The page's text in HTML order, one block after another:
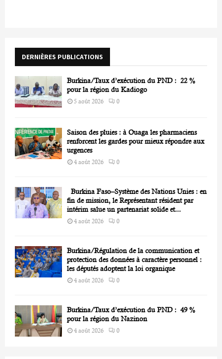
r
DERNIÈRES PUBLICATIONS
Burkina/Taux d’exécution du PND : 22 %
pour la région du Kadiogo
5 août 2026 0
Saison des pluies : à Ouaga les pharmaciens
renforcent les gardes pour mieux répondre aux
urgences
4 août 2026 0
Burkina Faso–Système des Nations Unies : en
fin de mission, le Représentant résident par
intérim salue un partenariat solide et...
4 août 2026 0
Burkina/Régulation de la communication et
protection des données à caractère personnel :
les députés adoptent la loi organique
4 août 2026 0
Burkina/Taux d’exécution du PND : 49 %
pour la région du Nazinon
4 août 2026 0